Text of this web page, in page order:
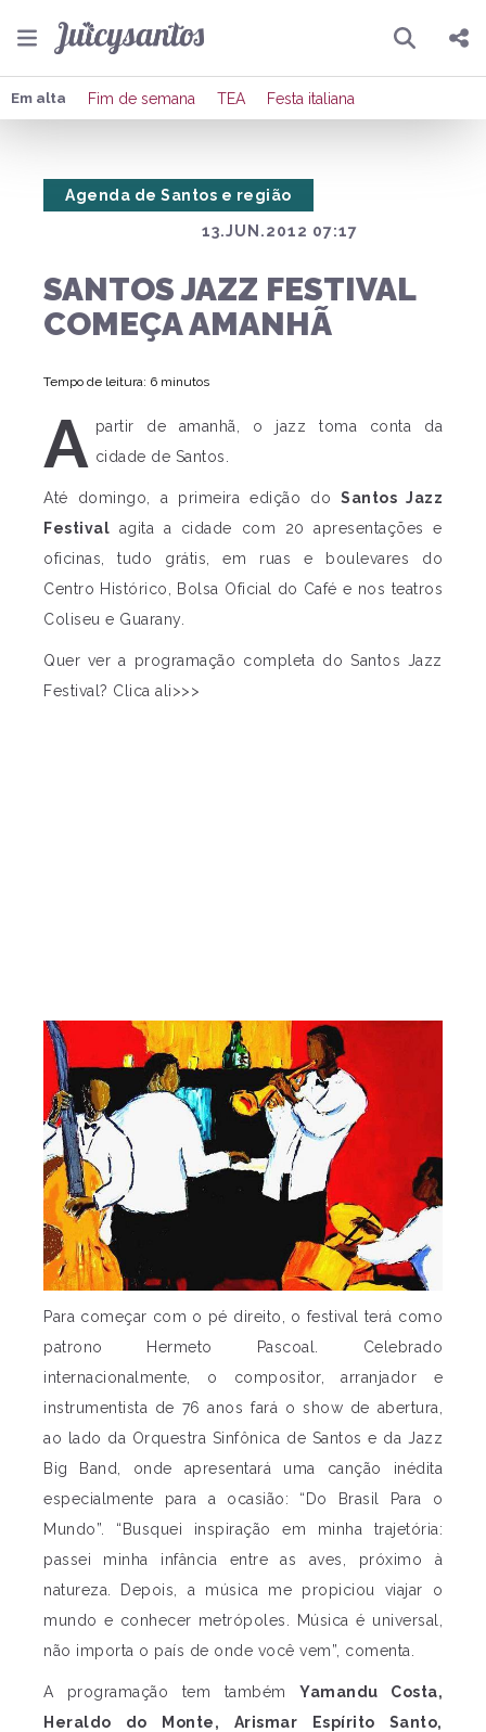
Pesquisar
Compartilhar
Publicar no X
Em alta Fim de semana TEA Festa italiana
13.JUN.2012 07:17
Agenda de Santos e região
SANTOS JAZZ FESTIVAL
COMEÇA AMANHÃ
Tempo de leitura: 6 minutos
A partir de amanhã, o jazz toma conta da
cidade de Santos.
Até domingo, a primeira edição do Santos Jazz
Festival agita a cidade com 20 apresentações e
oficinas, tudo grátis, em ruas e boulevares do
Centro Histórico, Bolsa Oficial do Café e nos teatros
Coliseu e Guarany.
Quer ver a programação completa do Santos Jazz
Festival? Clica ali>>>
Para começar com o pé direito, o festival terá como
patrono Hermeto Pascoal. Celebrado
internacionalmente, o compositor, arranjador e
instrumentista de 76 anos fará o show de abertura,
ao lado da Orquestra Sinfônica de Santos e da Jazz
Big Band, onde apresentará uma canção inédita
especialmente para a ocasião: “Do Brasil Para o
Mundo”. “Busquei inspiração em minha trajetória:
passei minha infância entre as aves, próximo à
natureza. Depois, a música me propiciou viajar o
mundo e conhecer metrópoles. Música é universal,
não importa o país de onde você vem”, comenta.
A programação tem tambémYamandu Costa,
Heraldo do Monte, Arismar Espírito Santo,